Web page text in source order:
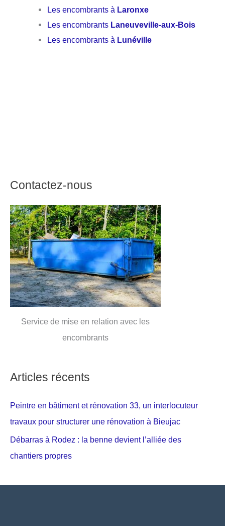
Les encombrants à Laronxe
Les encombrants Laneuveville-aux-Bois
Les encombrants à Lunéville
Contactez-nous
Service de mise en relation avec les
encombrants
Articles récents
Peintre en bâtiment et rénovation 33, un interlocuteur
travaux pour structurer une rénovation à Bieujac
Débarras à Rodez : la benne devient l’alliée des
chantiers propres